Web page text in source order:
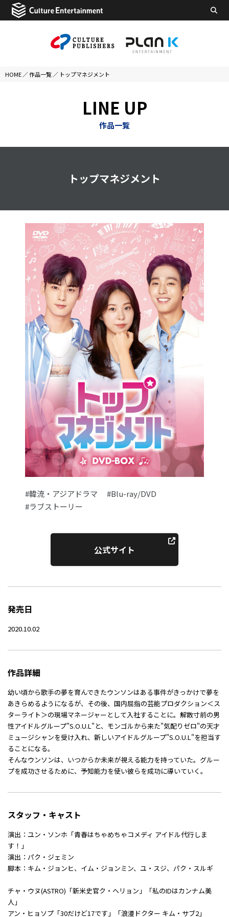
HOME ／作品一覧 ／ トップマネジメント
LINE UP
作品一覧
トップマネジメント
#韓流・アジアドラマ
#Blu-ray/DVD
#ラブストーリー
公式サイト
発売日
2020.10.02
作品詳細
幼い頃から歌手の夢を育んできたウンソンはある事件がきっかけで夢を
あきらめるようになるが、その後、国内屈指の芸能プロダクション＜ス
ターライト＞の現場マネージャーとして入社することに。解散寸前の男
性アイドルグループ"S.O.U.L"と、モンゴルから来た"気配りゼロ"の天才
ミュージシャンを受け入れ、新しいアイドルグループ"S.O.U.L"を担当す
ることになる。
そんなウンソンは、いつからか未来が視える能力を持っていた。グルー
プを成功させるために、予知能力を使い彼らを成功に導いていく。
スタッフ・キャスト
演出：ユン・ソンホ「青春はちゃめちゃコメディ アイドル代行しま
す！」
演出：パク・ジェミン
脚本：キム・ジョンヒ、イム・ジョンミン、ユ・スジ、パク・スルギ
チャ・ウヌ(ASTRO)「新米史官ク・ヘリョン」「私のIDはカンナム美
人」
アン・ヒョソプ「30だけど17です」「浪漫ドクター キム・サブ2」